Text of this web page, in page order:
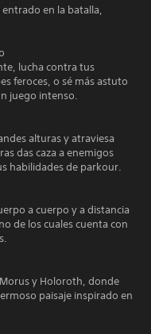
en la batalla,
lucha contra tus
feroces, o sé más astuto
juego intenso.
alturas y atraviesa
das caza a enemigos
habilidades de parkour.
a cuerpo y a distancia
de los cuales cuenta con
y Holoroth, donde
paisaje inspirado en